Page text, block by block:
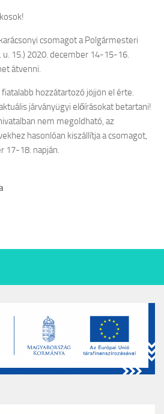
csomagot a Polgármesteri
u. 15.) 2020. december 14-15-16.
átvenni.
hozzátartozó jöjjön el érte.
járványügyi előírásokat betartani!
nem megoldható, az
hasonlóan kiszállítja a csomagot,
17-18. napján.